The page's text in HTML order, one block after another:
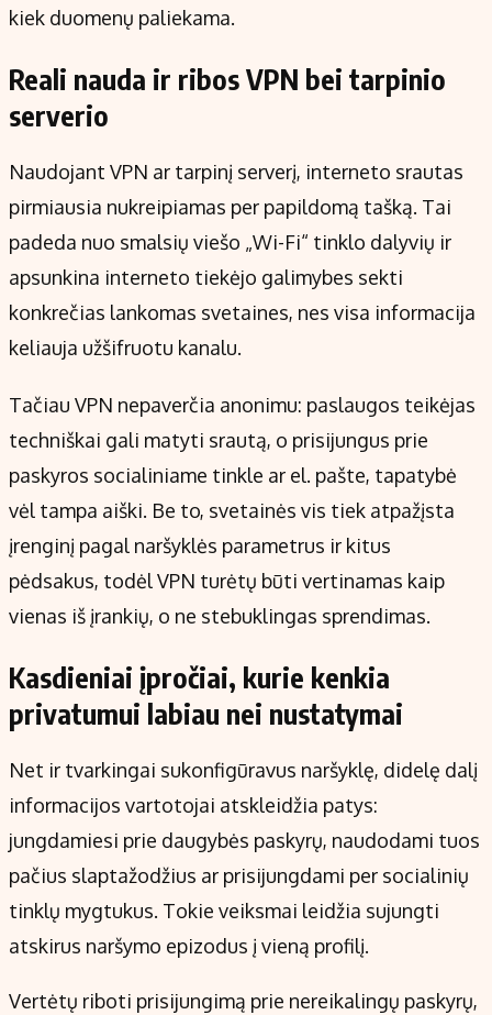
kiek duomenų paliekama.
Reali nauda ir ribos VPN bei tarpinio
serverio
Naudojant VPN ar tarpinį serverį, interneto srautas
pirmiausia nukreipiamas per papildomą tašką. Tai
padeda nuo smalsių viešo „Wi-Fi“ tinklo dalyvių ir
apsunkina interneto tiekėjo galimybes sekti
konkrečias lankomas svetaines, nes visa informacija
keliauja užšifruotu kanalu.
Tačiau VPN nepaverčia anonimu: paslaugos teikėjas
techniškai gali matyti srautą, o prisijungus prie
paskyros socialiniame tinkle ar el. pašte, tapatybė
vėl tampa aiški. Be to, svetainės vis tiek atpažįsta
įrenginį pagal naršyklės parametrus ir kitus
pėdsakus, todėl VPN turėtų būti vertinamas kaip
vienas iš įrankių, o ne stebuklingas sprendimas.
Kasdieniai įpročiai, kurie kenkia
privatumui labiau nei nustatymai
Net ir tvarkingai sukonfigūravus naršyklę, didelę dalį
informacijos vartotojai atskleidžia patys:
jungdamiesi prie daugybės paskyrų, naudodami tuos
pačius slaptažodžius ar prisijungdami per socialinių
tinklų mygtukus. Tokie veiksmai leidžia sujungti
atskirus naršymo epizodus į vieną profilį.
Vertėtų riboti prisijungimą prie nereikalingų paskyrų,